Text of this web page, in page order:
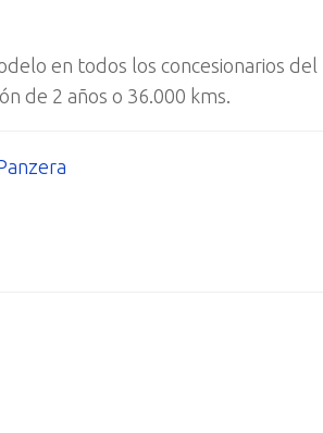
en todos los concesionarios
de 2 años o 36.000 kms.